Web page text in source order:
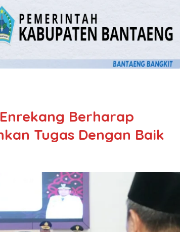
Berharap
Tugas Dengan Baik